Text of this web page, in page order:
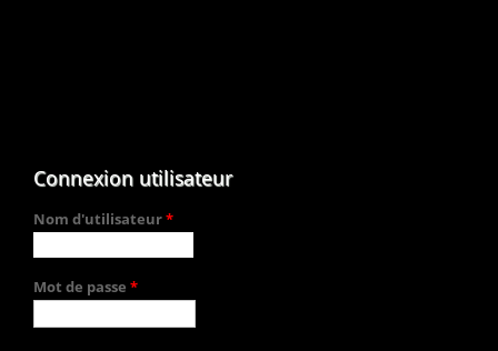
Connexion utilisateur
Nom d'utilisateur*
Mot de passe *